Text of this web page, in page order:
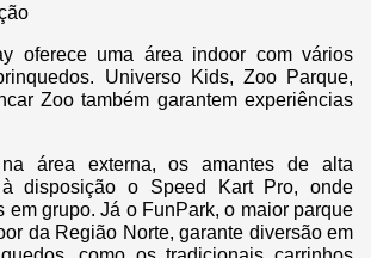
oferece uma área indoor com vários
Universo Kids, Zoo Parque,
Zoo também garantem experiências
área externa, os amantes de alta
disposição o Speed Kart Pro, onde
em grupo. Já o FunPark, o maior parque
da Região Norte, garante diversão em